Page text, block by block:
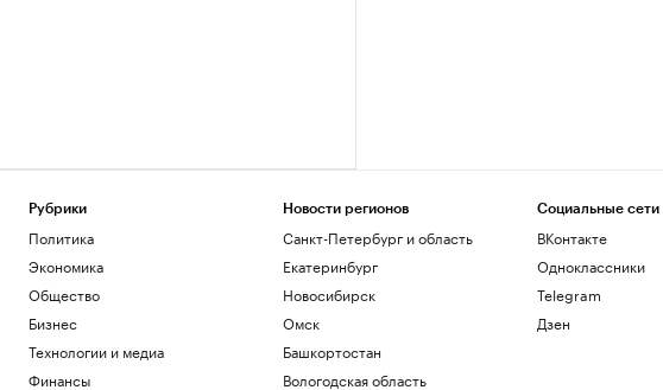
Рубрики
Политика
Экономика
Общество
Бизнес
Технологии и медиа
Финансы
Новости регионов
Санкт-Петербург и область
Екатеринбург
Новосибирск
Омск
Башкортостан
Вологодская область
Социальные сети
ВКонтакте
Одноклассники
Telegram
Дзен